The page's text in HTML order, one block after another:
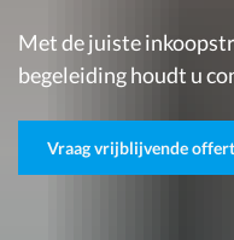
Met de juiste
begeleiding houdt u
Vraag vrijblijvende